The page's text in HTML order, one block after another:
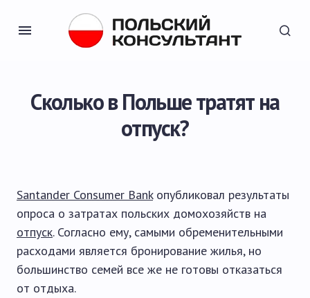
Сколько в Польше тратят на
отпуск?
Santander Consumer Bankопубликовал результаты
опроса о затратах польских домохозяйств на
отпуск. Согласно ему, самыми обременительными
расходами является бронирование жилья, но
большинство семей все же не готовы отказаться
от отдыха.